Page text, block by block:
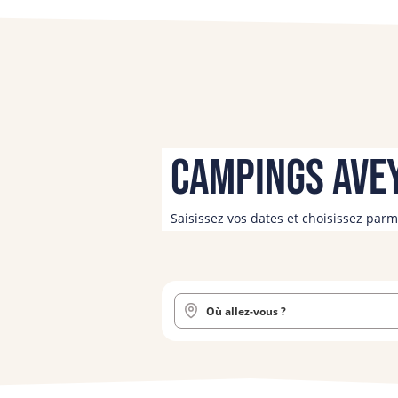
Campings
Saisissez vos dates et choisissez